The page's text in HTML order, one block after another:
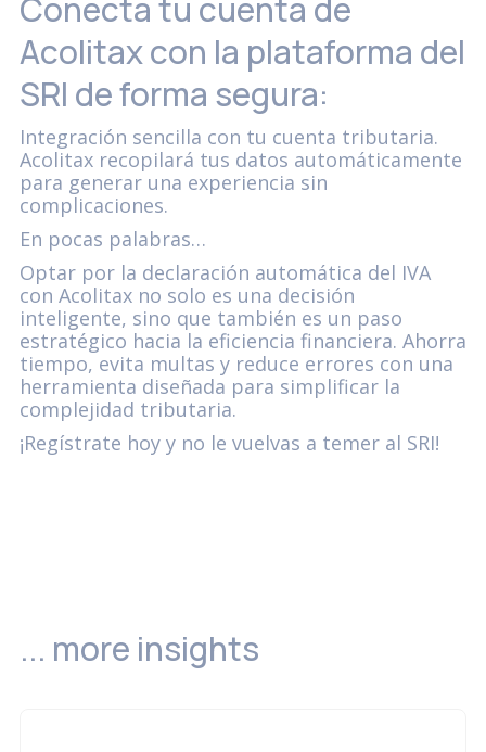
Conecta tu cuenta de
Acolitax con la plataforma del
SRI de forma segura:
Integración sencilla con tu cuenta tributaria.
Acolitax recopilará tus datos automáticamente
para generar una experiencia sin
complicaciones.
En pocas palabras…
Optar por la declaración automática del IVA
con Acolitax no solo es una decisión
inteligente, sino que también es un paso
estratégico hacia la eficiencia financiera. Ahorra
tiempo, evita multas y reduce errores con una
herramienta diseñada para simplificar la
complejidad tributaria.
¡Regístrate hoy y no le vuelvas a temer al SRI!
... more insights